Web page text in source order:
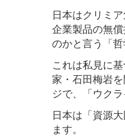
日本はクリミ
企業製品の無
のかと言う「哲
これは私見に
家・石田梅岩
ジで、「ウク
日本は「資源
ます。